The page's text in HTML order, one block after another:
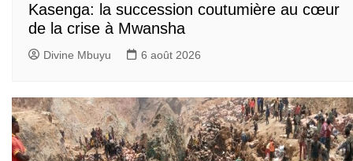
Kasenga: la succession coutumière au cœur
de la crise à Mwansha
Divine Mbuyu 6 août 2026